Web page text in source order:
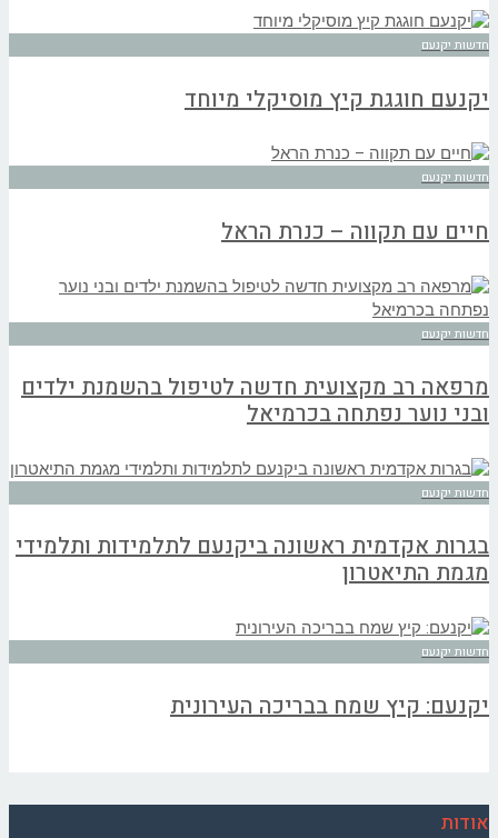
חדשות יקנעם
יקנעם חוגגת קיץ מוסיקלי מיוחד
חדשות יקנעם
חיים עם תקווה – כנרת הראל
חדשות יקנעם
מרפאה רב מקצועית חדשה לטיפול בהשמנת ילדים
ובני נוער נפתחה בכרמיאל
חדשות יקנעם
בגרות אקדמית ראשונה ביקנעם לתלמידות ותלמידי
מגמת התיאטרון
חדשות יקנעם
יקנעם: קיץ שמח בבריכה העירונית
אודות